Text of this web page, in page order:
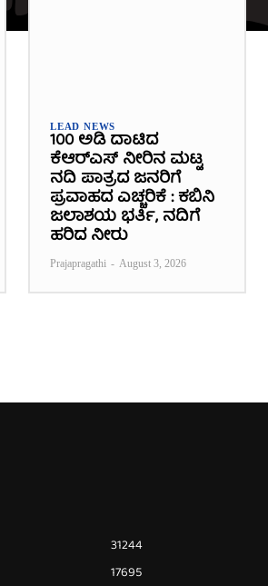
LEAD NEWS
100 ಅಡಿ ದಾಟಿದ
ಕೆಆರ್‌ಎಸ್ ನೀರಿನ ಮಟ್ಟ
ನದಿ ಪಾತ್ರದ ಜನರಿಗೆ
ಪ್ರವಾಹದ ಎಚ್ಚರಿಕೆ : ಕಬಿನಿ
ಜಲಾಶಯ ಭರ್ತಿ, ನದಿಗೆ
ಹರಿದ ನೀರು
Prajapragathi - August 3, 2026
31244
17695